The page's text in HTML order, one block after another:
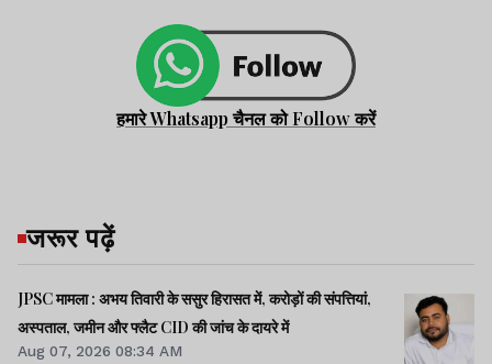
हमारे Whatsapp चैनल को Follow करें
जरूर पढ़ें
JPSC मामला : अभय तिवारी के ससुर हिरासत में, करोड़ों की संपत्तियां,
अस्पताल, जमीन और फ्लैट CID की जांच के दायरे में
Aug 07, 2026 08:34 AM